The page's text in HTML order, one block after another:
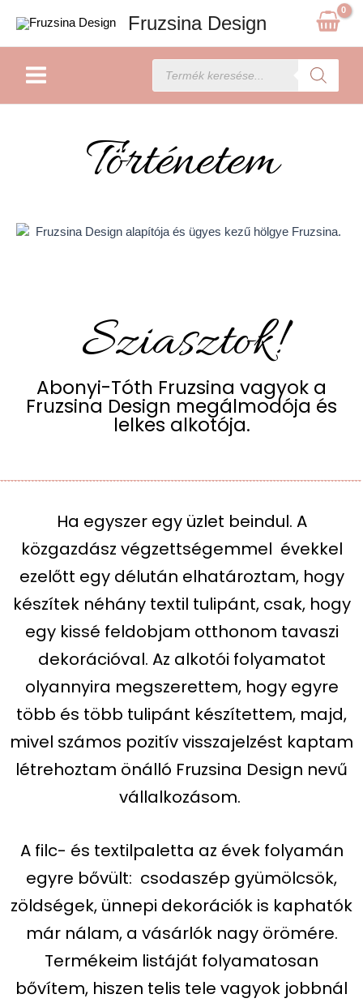
content
Fruzsina Design
Products
search
Történetem
Sziasztok!
Abonyi-Tóth Fruzsina vagyok a
Fruzsina Design megálmodója és
lelkes alkotója.
Ha egyszer egy üzlet beindul. A
közgazdász végzettségemmel évekkel
ezelőtt egy délután elhatároztam, hogy
készítek néhány textil tulipánt, csak, hogy
egy kissé feldobjam otthonom tavaszi
dekorációval. Az alkotói folyamatot
olyannyira megszerettem, hogy egyre
több és több tulipánt készítettem, majd,
mivel számos pozitív visszajelzést kaptam
létrehoztam önálló Fruzsina Design nevű
vállalkozásom.
A filc- és textilpaletta az évek folyamán
egyre bővült: csodaszép gyümölcsök,
zöldségek, ünnepi dekorációk is kaphatók
már nálam, a vásárlók nagy örömére.
Termékeim listáját folyamatosan
bővítem, hiszen telis tele vagyok jobbnál